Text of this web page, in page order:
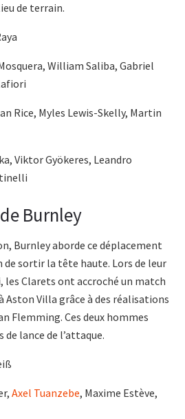
de terrain.
William Saliba, Gabriel
Rice, Myles Lewis-Skelly, Martin
Viktor Gyökeres, Leandro
Burnley
Burnley aborde ce déplacement
de sortir la tête haute. Lors de leur
les Clarets ont accroché un match
Aston Villa grâce à des réalisations
Flemming. Ces deux hommes
lance de l’attaque.
Axel Tuanzebe, Maxime Estève,